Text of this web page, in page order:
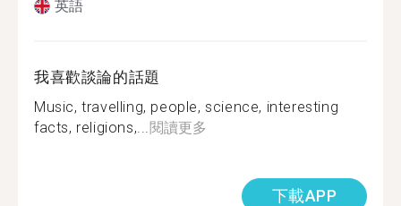
英語
我喜歡談論的話題
Music, travelling, people, science, interesting
facts, religions,...閱讀更多
下載APP